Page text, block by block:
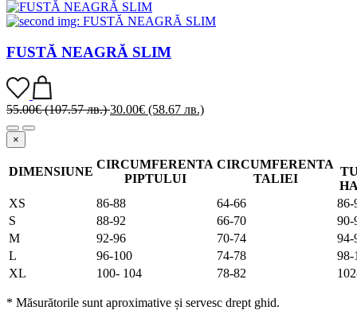
FUSTĂ NEAGRĂ SLIM
55.00€ (107.57 лв.) 30.00€ (58.67 лв.)
×
DIMENSIUNE
CIRCUMFERENTA
PIPTULUI
CIRCUMFERENTA
TALIEI
XS
86-88 64-66
86-
S
88-92 66-70
90-
M
92-96 70-74
94-
L
96-100 74-78
98-
XL
100- 104 78-82
* Măsurătorile sunt aproximative și servesc drept ghid.